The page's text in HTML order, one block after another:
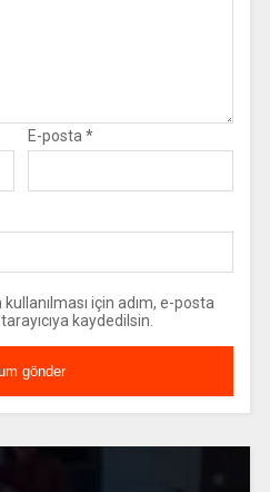
E-posta *
için adım, e-posta
kaydedilsin.